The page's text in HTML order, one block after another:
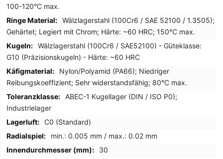
100-120°C max.
Wälzlagerstahl (100Cr6 / SAE 52100 / 1.3505);
Gehärtet; Legiert mit Chrom; Härte: ~60 HRC; 150°C max.
Wälzlagerstahl (100Cr6 / SAE52100) - Güteklasse:
G10 (Präzisionskugeln) - Härte: ~60 HRC
Nylon/Polyamid (PA66); Niedriger
Reibungskoeffizient; Sehr widerstandsfähig; 80°C max.
ABEC-1 Kugellager (DIN / ISO P0);
Industrielager
C0 (Standard)
min.: 0.005 mm / max.: 0.02 mm
30